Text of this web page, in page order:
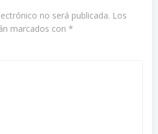
no será publicada. Los
marcados con *